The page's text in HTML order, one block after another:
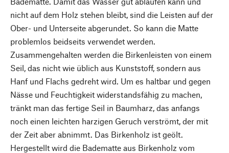
nicht auf dem Holz stehen bleibt, sind die Leisten auf der
Ober- und Unterseite abgerundet. So kann die Matte
problemlos beidseits verwendet werden.
Zusammengehalten werden die Birkenleisten von einem
Seil, das nicht wie üblich aus Kunststoff, sondern aus
Hanf und Flachs gedreht wird. Um es haltbar und gegen
Nässe und Feuchtigkeit widerstandsfähig zu machen,
tränkt man das fertige Seil in Baumharz, das anfangs
noch einen leichten harzigen Geruch verströmt, der mit
der Zeit aber abnimmt. Das Birkenholz ist geölt.
Hergestellt wird die Badematte aus Birkenholz vom